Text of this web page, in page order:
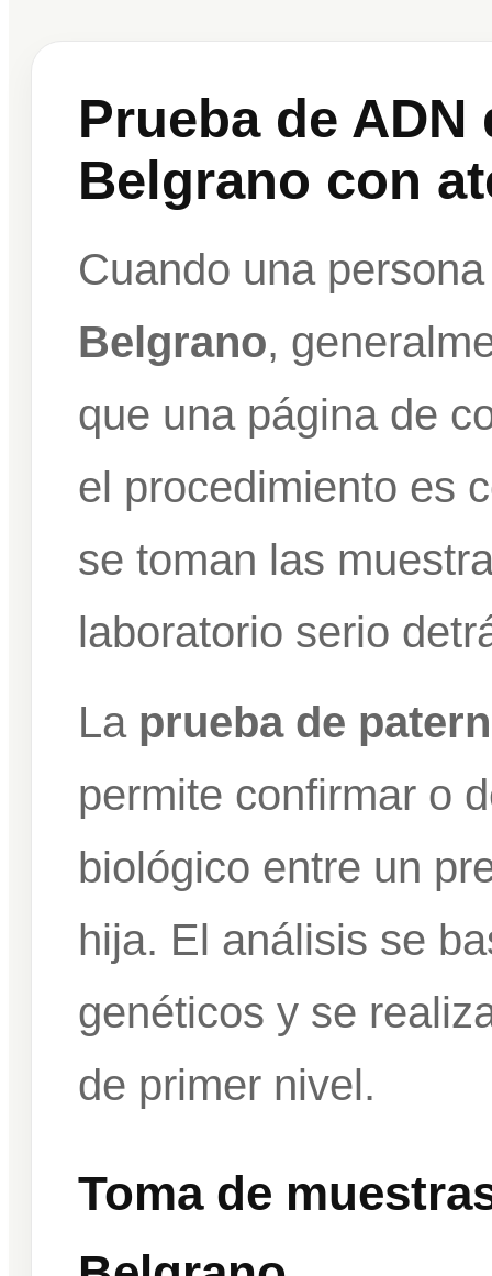
Prueba de
Belgrano con
Cuando una
Belgrano,
que una página de
el procedimiento es
se toman las
laboratorio serio
La prueba de
permite confirmar o
biológico entre un
hija. El análisis se
genéticos y se
de primer nivel.
Toma de